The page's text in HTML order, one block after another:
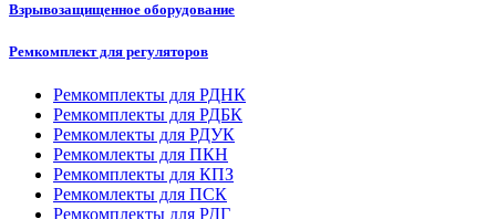
Взрывозащищенное оборудование
Ремкомплект для регуляторов
Ремкомплекты для РДНК
Ремкомплекты для РДБК
Ремкомлекты для РДУК
Ремкомлекты для ПКН
Ремкомплекты для КПЗ
Ремкомлекты для ПСК
Ремкомплекты для РДГ